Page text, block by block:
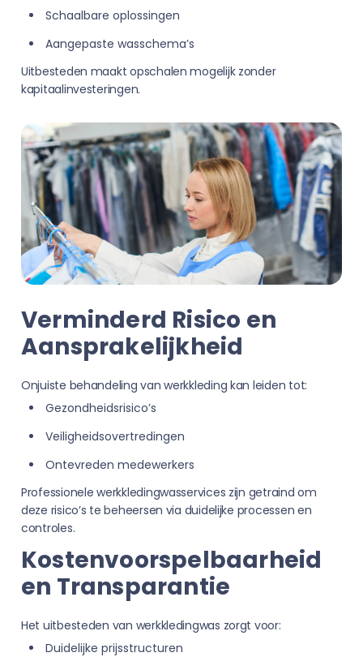
Schaalbare oplossingen
Aangepaste wasschema’s
Uitbesteden maakt opschalen mogelijk zonder
kapitaalinvesteringen.
Verminderd Risico en
Aansprakelijkheid
Onjuiste behandeling van werkkleding kan leiden tot:
Gezondheidsrisico’s
Veiligheidsovertredingen
Ontevreden medewerkers
Professionele werkkledingwasservices zijn getraind om
deze risico’s te beheersen via duidelijke processen en
controles.
Kostenvoorspelbaarheid
en Transparantie
Het uitbesteden van werkkledingwas zorgt voor:
Duidelijke prijsstructuren